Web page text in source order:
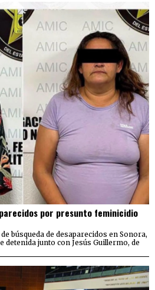
por presunto feminicidio
búsqueda de desaparecidos en Sonora,
detenida junto con Jesús Guillermo, de